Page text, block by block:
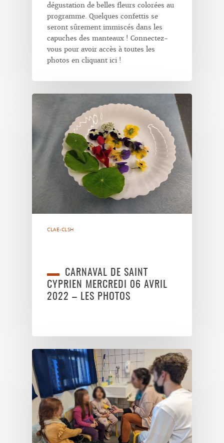
dégustation de belles fleurs colorées au
programme. Quelques confettis se
seront sûrement immiscés dans les
capuches des manteaux ! Connectez-
vous pour avoir accès à toutes les
photos en cliquant ici !
CLAE-CLSH
CARNAVAL DE SAINT
CYPRIEN MERCREDI 06 AVRIL
2022 – LES PHOTOS